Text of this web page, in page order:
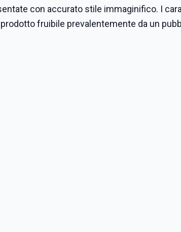
con accurato stile immaginifico. I
fruibile prevalentemente da un